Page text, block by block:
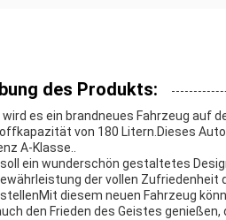
des Produkts:
wird es ein brandneues Fahrzeug auf
von 180 Litern.Dieses
A-Klasse..
soll ein wunderschön gestaltetes
der vollen
diesem neuen Fahrzeug
den Frieden des Geistes